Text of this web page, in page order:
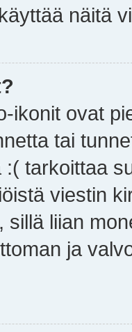
näitä
ikonit ovat
tai
tarkoittaa
viestin
sillä liian
ja